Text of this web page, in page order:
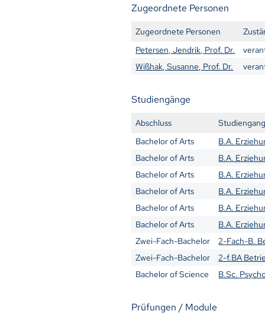
Zugeordnete Personen
Zugeordnete Personen
Petersen, Jendrik, Prof. Dr.
Wißhak, Susanne, Prof. Dr.
Studiengänge
Abschluss
Bachelor of Arts
B.A.
Bachelor of Arts
B.A.
Bachelor of Arts
B.A.
Bachelor of Arts
B.A.
Bachelor of Arts
B.A.
Bachelor of Arts
B.A.
Zwei-Fach-Bachelor
2-Fach-B.
Zwei-Fach-Bachelor
2-f.BA
Bachelor of Science
B.Sc.
Prüfungen / Module